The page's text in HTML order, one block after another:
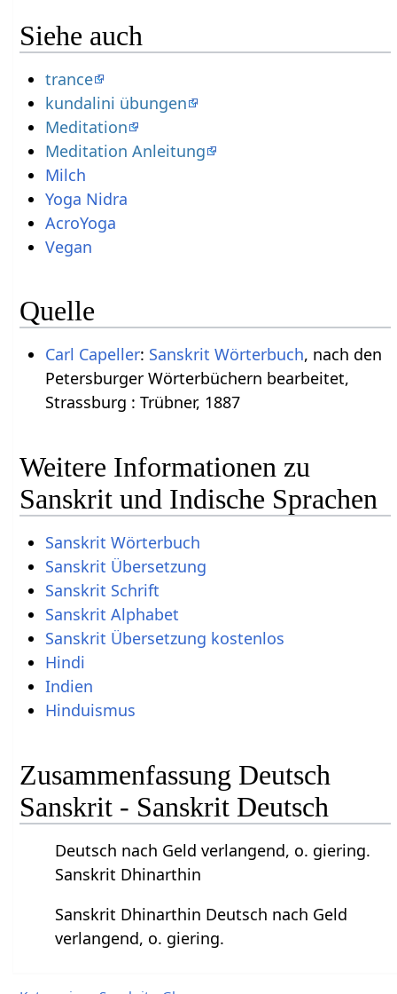
Siehe auch
trance
kundalini übungen
Meditation
Meditation Anleitung
Milch
Yoga Nidra
AcroYoga
Vegan
Quelle
Carl Capeller: Sanskrit Wörterbuch, nach den
Petersburger Wörterbüchern bearbeitet,
Strassburg : Trübner, 1887
Weitere Informationen zu
Sanskrit und Indische Sprachen
Sanskrit Wörterbuch
Sanskrit Übersetzung
Sanskrit Schrift
Sanskrit Alphabet
Sanskrit Übersetzung kostenlos
Hindi
Indien
Hinduismus
Zusammenfassung Deutsch
Sanskrit - Sanskrit Deutsch
Deutsch nach Geld verlangend, o. giering.
Sanskrit Dhinarthin
Sanskrit Dhinarthin Deutsch nach Geld
verlangend, o. giering.